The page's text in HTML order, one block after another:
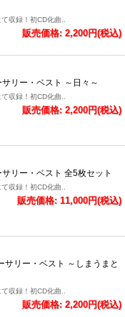
収録！初CD化曲..
販売価格: 2,200円(税込)
リー・ベスト ～日々～
収録！初CD化曲..
販売価格: 2,200円(税込)
リー・ベスト 全5枚セット
収録！初CD化曲..
販売価格: 11,000円(税込)
サリー・ベスト ～しまうまと
収録！初CD化曲..
販売価格: 2,200円(税込)